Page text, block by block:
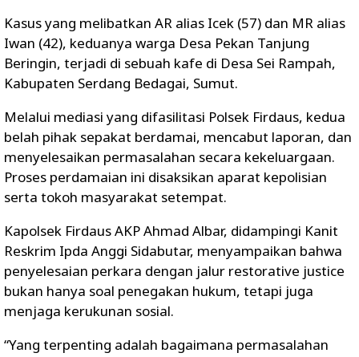
Kasus yang melibatkan AR alias Icek (57) dan MR alias
Iwan (42), keduanya warga Desa Pekan Tanjung
Beringin, terjadi di sebuah kafe di Desa Sei Rampah,
Kabupaten Serdang Bedagai, Sumut.
Melalui mediasi yang difasilitasi Polsek Firdaus, kedua
belah pihak sepakat berdamai, mencabut laporan, dan
menyelesaikan permasalahan secara kekeluargaan.
Proses perdamaian ini disaksikan aparat kepolisian
serta tokoh masyarakat setempat.
Kapolsek Firdaus AKP Ahmad Albar, didampingi Kanit
Reskrim Ipda Anggi Sidabutar, menyampaikan bahwa
penyelesaian perkara dengan jalur restorative justice
bukan hanya soal penegakan hukum, tetapi juga
menjaga kerukunan sosial.
“Yang terpenting adalah bagaimana permasalahan